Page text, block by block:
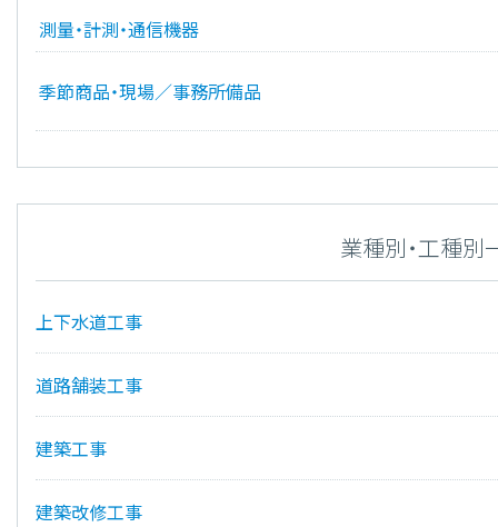
測量・計測・通信機器
季節商品・現場／事務所備品
業種別・工種別
上下水道工事
道路舗装工事
建築工事
建築改修工事